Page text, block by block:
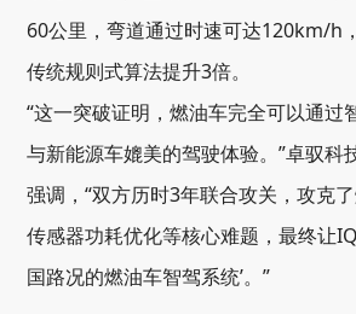
60公里，弯道通过时速可达120km/h
传统规则式算法提升3倍。
“这一突破证明，燃油车完全可以通过
与新能源车媲美的驾驶体验。”卓驭科
强调，“双方历时3年联合攻关，攻克了
传感器功耗优化等核心难题，最终让
国路况的燃油车智驾系统’。”